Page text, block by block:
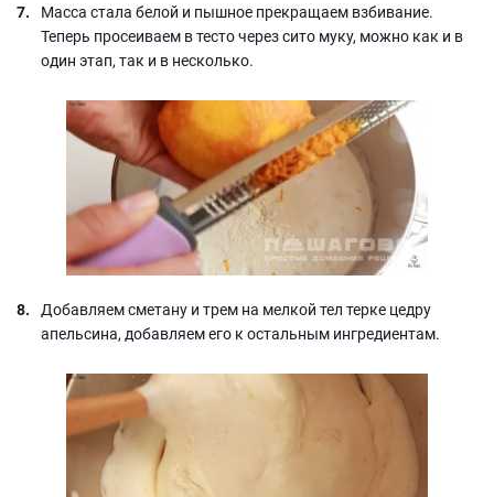
Масса стала белой и пышное прекращаем взбивание.
Теперь просеиваем в тесто через сито муку, можно как и в
один этап, так и в несколько.
Добавляем сметану и трем на мелкой тел терке цедру
апельсина, добавляем его к остальным ингредиентам.